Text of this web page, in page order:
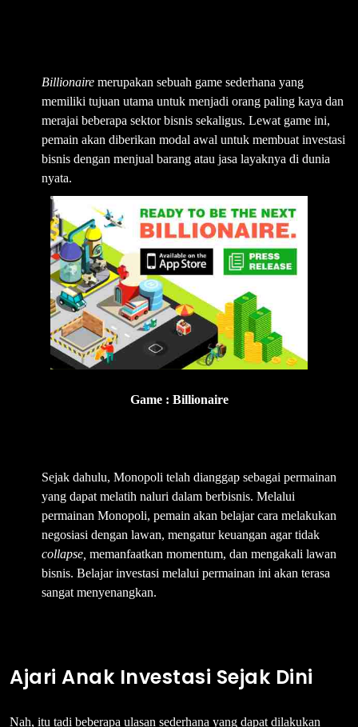
Billionaire merupakan sebuah game sederhana yang
memiliki tujuan utama untuk menjadi orang paling kaya dan
merajai beberapa sektor bisnis sekaligus. Lewat game ini,
pemain akan diberikan modal awal untuk membuat investasi
bisnis dengan menjual barang atau jasa layaknya di dunia
nyata.
Game : Billionaire
Sejak dahulu, Monopoli telah dianggap sebagai permainan
yang dapat melatih naluri dalam berbisnis. Melalui
permainan Monopoli, pemain akan belajar cara melakukan
negosiasi dengan lawan, mengatur keuangan agar tidak
collapse, memanfaatkan momentum, dan mengakali lawan
bisnis. Belajar investasi melalui permainan ini akan terasa
sangat menyenangkan.
Ajari Anak Investasi Sejak Dini
Nah, itu tadi beberapa ulasan sederhana yang dapat dilakukan